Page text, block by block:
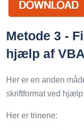
Metode 3 -
hjælp af VBA
Her er en anden
skriftformat ved hjælp
Her er trinene: